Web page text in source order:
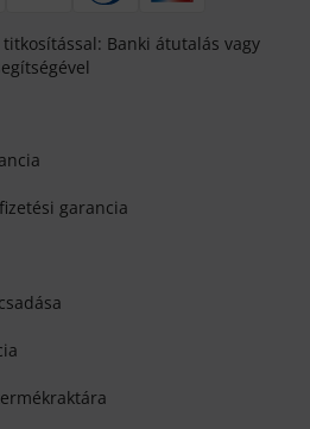
Banki átutalás vagy
garancia